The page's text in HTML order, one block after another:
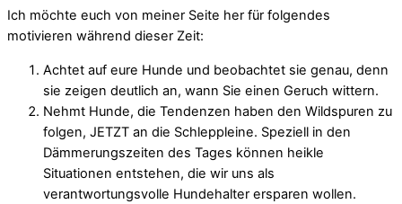
Ich möchte euch von meiner Seite her für folgendes
motivieren während dieser Zeit:
Achtet auf eure Hunde und beobachtet sie genau, denn
sie zeigen deutlich an, wann Sie einen Geruch wittern.
Nehmt Hunde, die Tendenzen haben den Wildspuren zu
folgen, JETZT an die Schleppleine. Speziell in den
Dämmerungszeiten des Tages können heikle
Situationen entstehen, die wir uns als
verantwortungsvolle Hundehalter ersparen wollen.